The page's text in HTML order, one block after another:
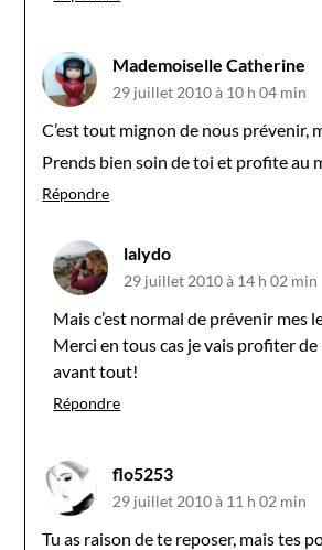
Mademoiselle Catherine
29 juillet 2010 à 10 h 04 min
C’est tout mignon de nous prévenir,
Prends bien soin de toi et profite au
Répondre
lalydo
29 juillet 2010 à 14 h 02 min
Mais c’est normal de prévenir mes
Merci en tous cas je vais profiter
avant tout!
Répondre
flo5253
29 juillet 2010 à 11 h 02 min
Tu as raison de te reposer, mais tes